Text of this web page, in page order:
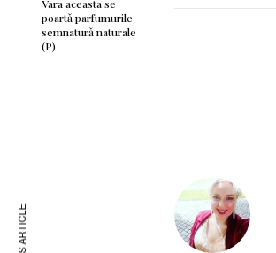
Vara aceasta se
poartǎ parfumurile
semnaturǎ naturale
(P)